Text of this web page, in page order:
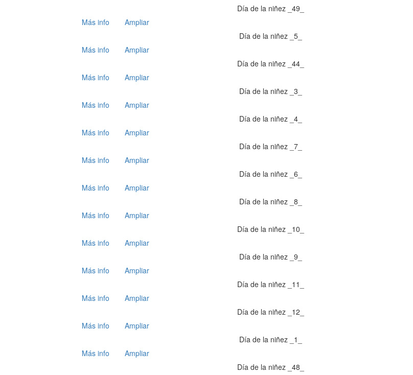
Día de la niñez _49_
Más info
Ampliar
Día de la niñez _5_
Más info
Ampliar
Día de la niñez _44_
Más info
Ampliar
Día de la niñez _3_
Más info
Ampliar
Día de la niñez _4_
Más info
Ampliar
Día de la niñez _7_
Más info
Ampliar
Día de la niñez _6_
Más info
Ampliar
Día de la niñez _8_
Más info
Ampliar
Día de la niñez _10_
Más info
Ampliar
Día de la niñez _9_
Más info
Ampliar
Día de la niñez _11_
Más info
Ampliar
Día de la niñez _12_
Más info
Ampliar
Día de la niñez _1_
Más info
Ampliar
Día de la niñez _48_